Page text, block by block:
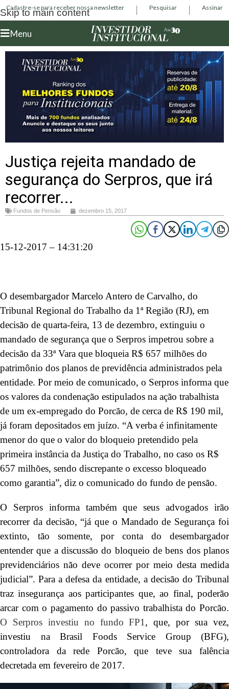
Skip to main content
Cadastre-se para receber nossa newsletter Pesquisar Assinar
Menu
Justiça rejeita mandado de
segurança do Serpros, que irá
recorrer...
Fundos de Pensão dezembro 15, 2017
15-12-2017 – 14:31:20
O desembargador Marcelo Antero de Carvalho, do
Tribunal Regional do Trabalho da 1ª Região (RJ), em
decisão de quarta-feira, 13 de dezembro, extinguiu o
mandado de segurança que o Serpros impetrou sobre a
decisão da 33ª Vara que bloqueia R$ 657 milhões do
patrimônio dos planos de previdência administrados pela
entidade. Por meio de comunicado, o Serpros informa que
os valores da condenação estipulados na ação trabalhista
de um ex-empregado do Porcão, de cerca de R$ 190 mil,
já foram depositados em juízo. “A verba é infinitamente
menor do que o valor do bloqueio pretendido pela
primeira instância da Justiça do Trabalho, no caso os R$
657 milhões, sendo discrepante o excesso bloqueado
como garantia”, diz o comunicado do fundo de pensão.
O Serpros informa também que seus advogados irão
recorrer da decisão, “já que o Mandado de Segurança foi
extinto, tão somente, por conta do desembargador
entender que a discussão do bloqueio de bens dos planos
previdenciários não deve ocorrer por meio desta medida
judicial”. Para a defesa da entidade, a decisão do Tribunal
traz insegurança aos participantes que, ao final, poderão
arcar com o pagamento do passivo trabalhista do Porcão.
O Serpros investiu no fundo FP1, que, por sua vez,
investiu na Brasil Foods Service Group (BFG),
controladora da rede Porcão, que teve sua falência
decretada em fevereiro de 2017.